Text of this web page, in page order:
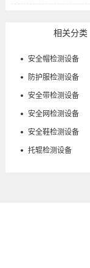
相关分类
安全帽检测设备
防护服检测设备
安全带检测设备
安全网检测设备
安全鞋检测设备
托辊检测设备